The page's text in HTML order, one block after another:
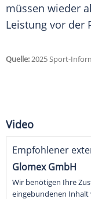
müssen wieder
Leistung vor der
Quelle:2025 Sport-
Video
Empfohlener
Glomex GmbH
Wir benötigen Ihre
eingebundenen Inhalt